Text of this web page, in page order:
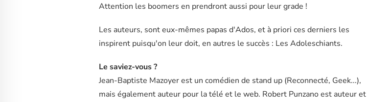
Attention les boomers en prendront aussi pour leur grade !
Les auteurs, sont eux-mêmes papas d'Ados, et à priori ces derniers les
inspirent puisqu'on leur doit, en autres le succès : Les Adoleschiants.
Le saviez-vous ?
Jean-Baptiste Mazoyer est un comédien de stand up (Reconnecté, Geek...),
mais également auteur pour la télé et le web. Robert Punzano est auteur et